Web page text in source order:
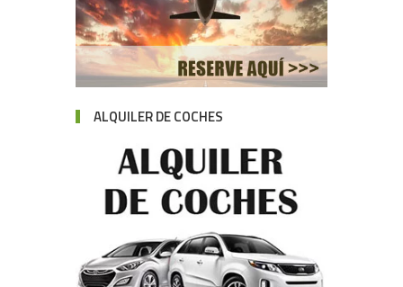
ALQUILER DE COCHES